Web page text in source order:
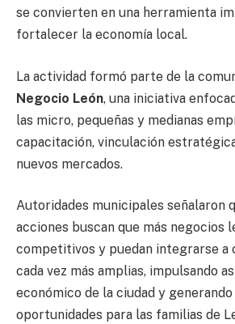
se convierten en una herramienta
fortalecer la economía local.
La actividad formó parte de la
Negocio León, una iniciativa
las micro, pequeñas y medianas
capacitación, vinculación
nuevos mercados.
Autoridades municipales señalaron
acciones buscan que más negocios
competitivos y puedan integrarse a
cada vez más amplias, impulsando
económico de la ciudad y
oportunidades para las familias de